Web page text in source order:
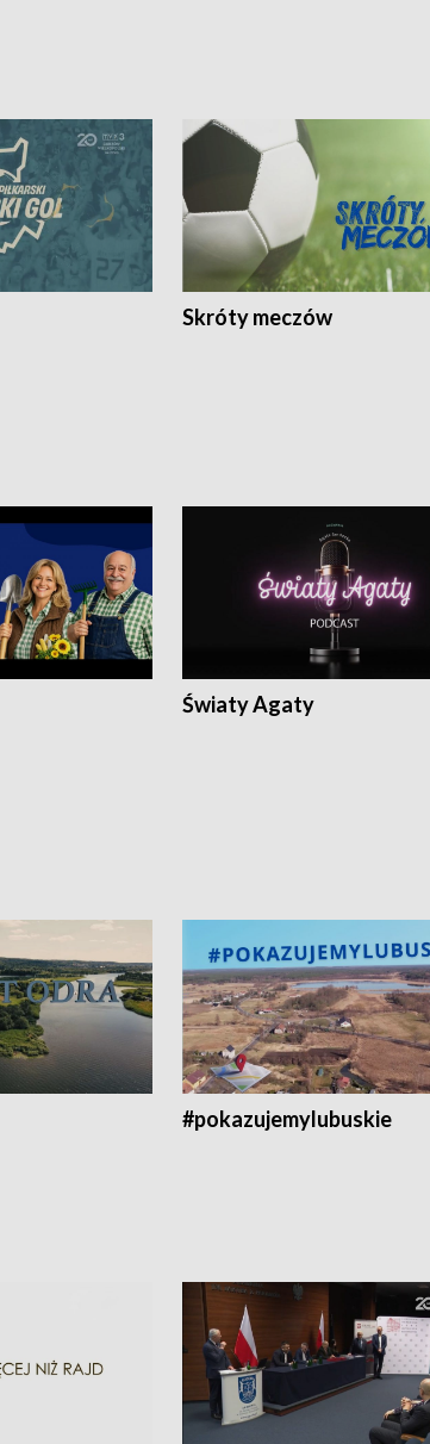
Skróty meczów
Światy Agaty
#pokazujemylubuskie